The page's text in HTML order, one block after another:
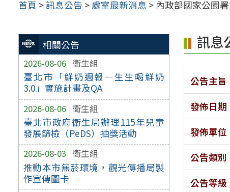
首頁 >訊息公告 > 處室最新消息 > 內政部國家公園
相關公告
2026-08-06 衛生組
臺北市「鮮奶週報—生生喝鮮奶
3.0」實施計畫及QA
2026-08-06 衛生組
臺北市政府衛生局辦理115年兒童
發展篩檢（PeDS）抽獎活動
2026-08-03 衛生組
推動本市無菸環境，觀光傳播局製
作宣傳圖卡
訊息
公告主旨
發佈日期
發佈單位
公告類別
公告等級